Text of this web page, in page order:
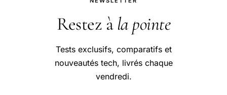
Restez à la pointe
Tests exclusifs, comparatifs et
nouveautés tech, livrés chaque
vendredi.